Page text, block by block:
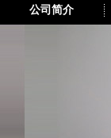
公司简介